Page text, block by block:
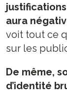
aura
voit tout ce
sur les
De même,
d’identité